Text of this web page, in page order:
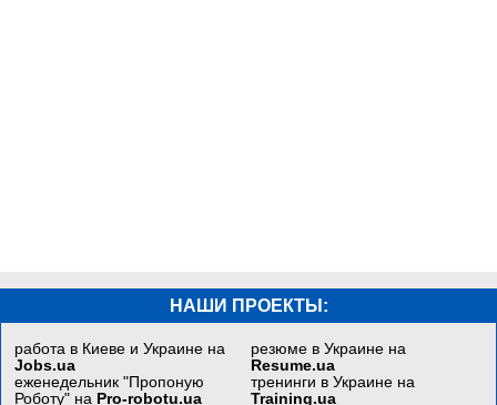
НАШИ ПРОЕКТЫ:
работа в Киеве и Украине на
Jobs.ua
еженедельник "Пропоную
Роботу" на Pro-robotu.ua
резюме в Украине на
Resume.ua
тренинги в Украине на
Training.ua